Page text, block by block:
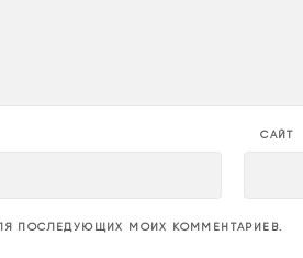
САЙТ
ПОСЛЕДУЮЩИХ МОИХ КОММЕНТАРИЕВ.